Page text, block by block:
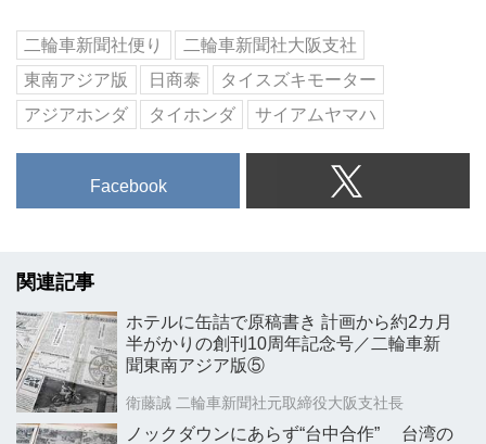
二輪車新聞社便り
二輪車新聞社大阪支社
東南アジア版
日商泰
タイスズキモーター
アジアホンダ
タイホンダ サイアムヤマハ
Facebook
関連記事
ホテルに缶詰で原稿書き 計画から約2カ月
半がかりの創刊10周年記念号／二輪車新
聞東南アジア版⑤
衛藤誠 二輪車新聞社元取締役大阪支社長
ノックダウンにあらず“台中合作” 台湾の